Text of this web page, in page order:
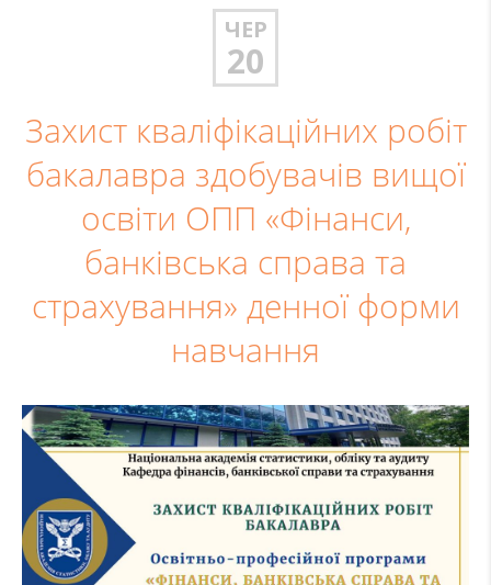
ЧЕР
20
Захист кваліфікаційних робіт
бакалавра здобувачів вищої
освіти ОПП «Фінанси,
банківська справа та
страхування» денної форми
навчання